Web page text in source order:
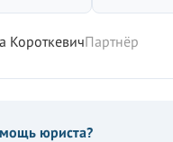
КороткевичПартнёр
юриста?